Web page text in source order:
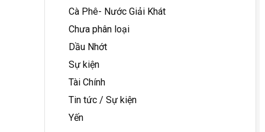
Cà Phê- Nước Giải Khát
Chưa phân loại
Dầu Nhớt
Sự kiện
Tài Chính
Tin tức / Sự kiện
Yến